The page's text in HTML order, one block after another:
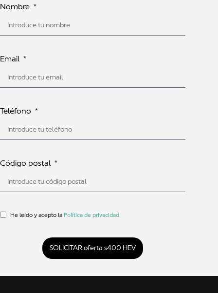
Nombre
Email
Teléfono
Código postal
He leído y acepto la Política de privacidad
SOLICITAR oferta s400 HEV